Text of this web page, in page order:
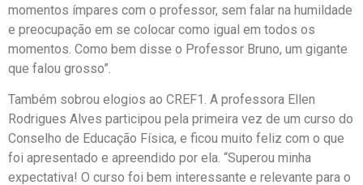
momentos ímpares com o professor, sem falar na humildade
e preocupação em se colocar como igual em todos os
momentos. Como bem disse o Professor Bruno, um gigante
que falou grosso”.
Também sobrou elogios ao CREF1. A professora Ellen
Rodrigues Alves participou pela primeira vez de um curso do
Conselho de Educação Física, e ficou muito feliz com o que
foi apresentado e apreendido por ela. “Superou minha
expectativa! O curso foi bem interessante e relevante para o